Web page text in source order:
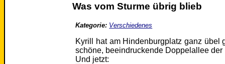
Was vom Sturme übrig blieb
Kategorie: Verschiedenes
Kyrill hat am Hindenburgplatz ganz übel
schöne, beeindruckende Doppelallee der
Und jetzt: